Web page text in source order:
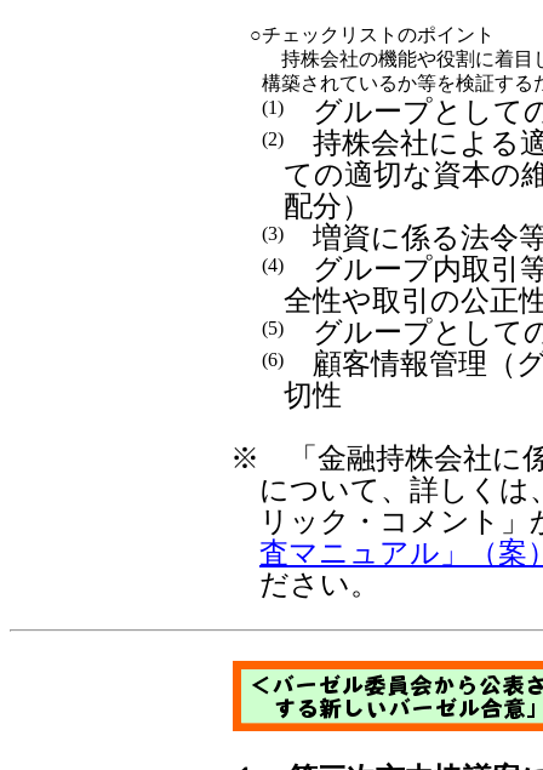
○チェックリストのポイント
持株会社の機能や役割に着目
構築されているか等を検証する
(1)
グループとして
(2)
持株会社による
ての適切な資本の
配分）
(3) 増資に係る法令
(4)
グループ内取引
全性や取引の公正
(5) グループとして
(6)
顧客情報管理（
切性
※
「金融持株会社に
について、詳しくは
リック・コメント」
査マニュアル」（案
ださい。